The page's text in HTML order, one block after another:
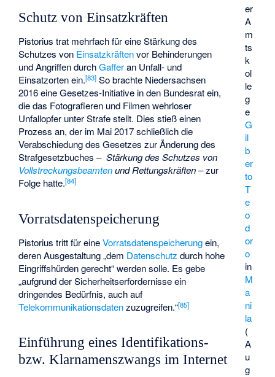
er
A
m
ts
k
ol
le
g
e
G
il
b
er
to
T
e
o
d
or
o
in
M
a
ni
la
(
A
u
g
Schutz von Einsatzkräften
Pistorius trat mehrfach für eine Stärkung des
Schutzes von Einsatzkräftenvor Behinderungen
und Angriffen durchGafferan Unfall- und
Einsatzorten ein.[83] So brachte Niedersachsen
2016 eine Gesetzes-Initiative in den Bundesrat ein,
die das Fotografieren und Filmen wehrloser
Unfallopfer unter Strafe stellt. Dies stieß einen
Prozess an, der im Mai 2017 schließlich die
Verabschiedung des Gesetzes zur Änderung des
Strafgesetzbuches –Stärkung des Schutzes von
Vollstreckungsbeamtenund Rettungskräften– zur
Folge hatte.[84]
Vorratsdatenspeicherung
Pistorius tritt für eineVorratsdatenspeicherungein,
deren Ausgestaltung „dem Datenschutz durch hohe
Eingriffshürden gerecht“ werden solle. Es gebe
„aufgrund der Sicherheitserfordernisse ein
dringendes Bedürfnis, auch auf
Telekommunikationsdatenzuzugreifen.“[85]
Einführung eines Identifikations-
bzw. Klarnamenszwangs im Internet